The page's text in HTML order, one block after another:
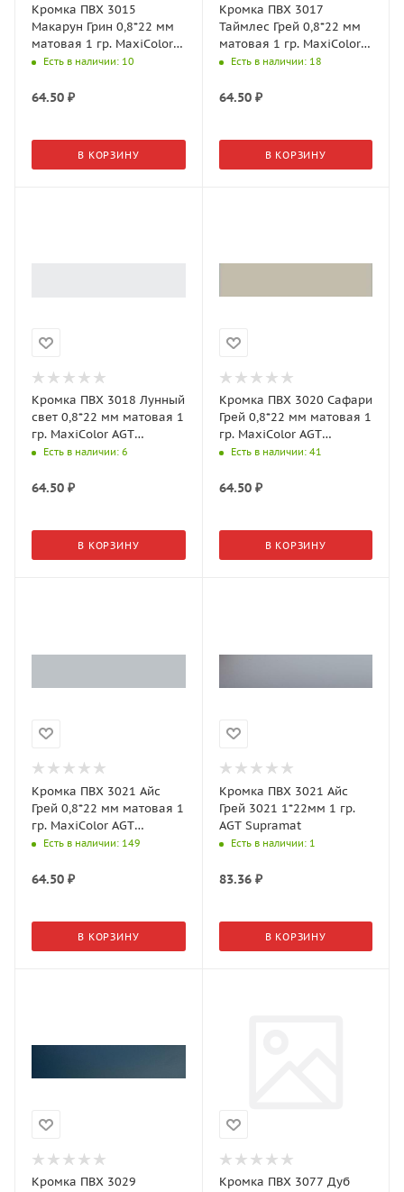
Кромка ПВХ 3015
Макарун Грин 0,8*22 мм
матовая 1 гр. MaxiColor
AGT Supramat
Есть в наличии: 10
64.50 ₽
В КОРЗИНУ
Кромка ПВХ 3017
Таймлес Грей 0,8*22 мм
матовая 1 гр. MaxiColor
AGT Supramat
Есть в наличии: 18
64.50₽
В КОРЗИНУ
Кромка ПВХ 3018 Лунный
свет 0,8*22 мм матовая 1
гр. MaxiColor AGT
Supramat
Есть в наличии: 6
64.50 ₽
В КОРЗИНУ
Кромка ПВХ 3020 Сафари
Грей 0,8*22 мм матовая 1
гр. MaxiColor AGT
Supramat
Есть в наличии: 41
64.50₽
В КОРЗИНУ
Кромка ПВХ 3021 Айс
Грей 0,8*22 мм матовая 1
гр. MaxiColor AGT
Supramat
Есть в наличии: 149
64.50 ₽
В КОРЗИНУ
Кромка ПВХ 3021 Айс
Грей 3021 1*22мм 1 гр.
AGT Supramat
Есть в наличии: 1
83.36₽
В КОРЗИНУ
Кромка ПВХ 3029
Кромка ПВХ 3077 Дуб